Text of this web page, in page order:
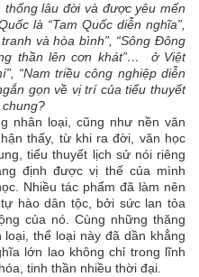
lâu đời và được yêu mến
là “Tam Quốc diễn nghĩa”,
và hòa bình”, “Sông Đông
thần lên cơn khát”… ở Việt
“Nam triều công nghiệp diễn
gọn về vị trí của tiểu thuyết
nhân loại, cũng như nền văn
thấy, từ khi ra đời, văn học
tiểu thuyết lịch sử nói riêng
định được vị thế của mình
Nhiều tác phẩm đã làm nên
hào dân tộc, bởi sức lan tỏa
của nó. Cùng những thăng
thể loại này đã dần khẳng
lớn lao không chỉ trong lĩnh
tinh thần nhiều thời đại.